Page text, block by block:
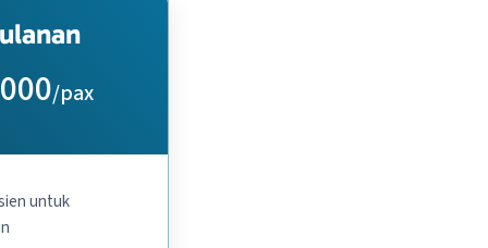
/pax
untuk